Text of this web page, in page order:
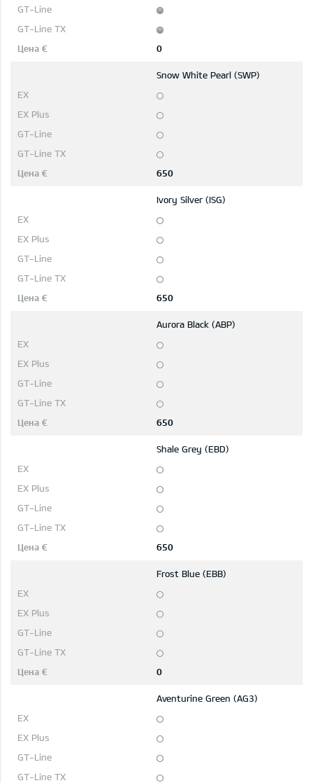
0
Snow White Pearl (SWP)
650
Ivory Silver (ISG)
650
Aurora Black (ABP)
650
Shale Grey (EBD)
650
Frost Blue (EBB)
0
Aventurine Green (AG3)